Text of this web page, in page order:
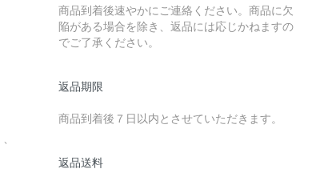
商品到着後速やかにご連絡ください。商品に欠
陥がある場合を除き、返品には応じかねますの
でご了承ください。
返品期限
商品到着後７日以内とさせていただきます。
返品送料